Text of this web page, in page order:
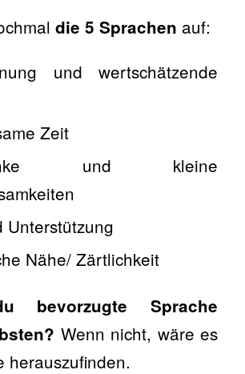
die 5 Sprachen auf:
und wertschätzende
Zeit
und kleine
Unterstützung
Nähe/ Zärtlichkeit
bevorzugte Sprache
Wenn nicht, wäre es
herauszufinden.